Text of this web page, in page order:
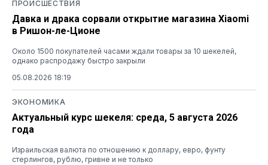
ПРОИСШЕСТВИЯ
Давка и драка сорвали открытие магазина Xiaomi
в Ришон-ле-Ционе
Около 1500 покупателей часами ждали товары за 10 шекелей,
однако распродажу быстро закрыли
05.08.2026 18:19
ЭКОНОМИКА
Актуальный курс шекеля: среда, 5 августа 2026
года
Израильская валюта по отношению к доллару, евро, фунту
стерлингов, рублю, гривне и не только